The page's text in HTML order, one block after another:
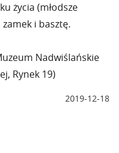
życia (młodsze
i basztę.
Nadwiślańskie
Rynek 19)
2019-12-18